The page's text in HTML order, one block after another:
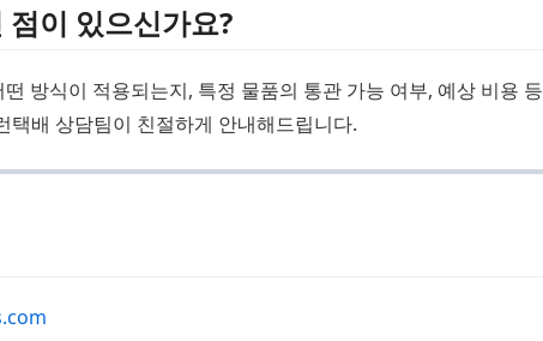
이 있으신가요?
방식이 적용되는지, 특정 물품의 통관 가능 여부, 예상 비용 등
택배 상담팀이 친절하게 안내해드립니다.